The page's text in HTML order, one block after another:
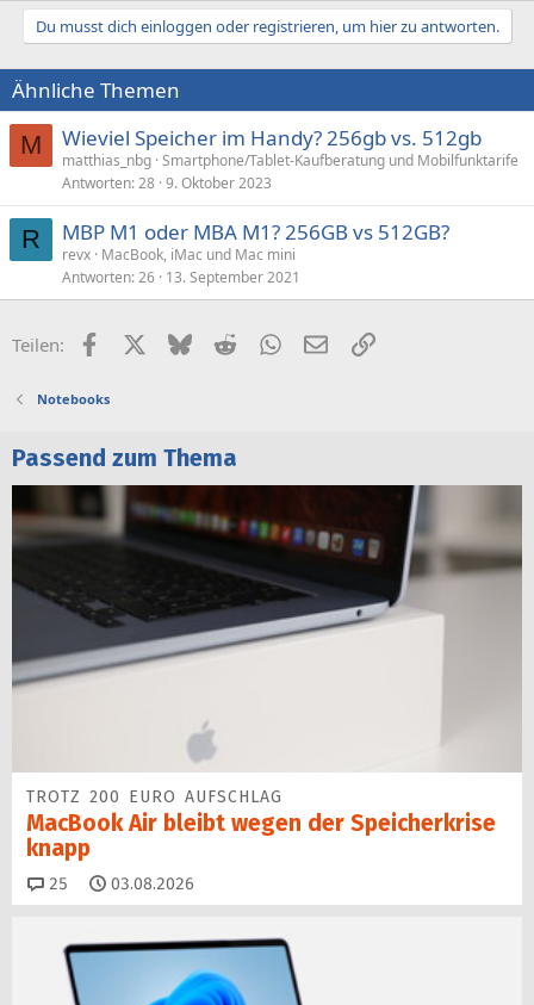
Du musst dich einloggen oder registrieren, um hier zu antworten.
Ähnliche Themen
M Wieviel Speicher im Handy? 256gb vs. 512gb
matthias_nbg Smartphone/Tablet-Kaufberatung und Mobilfunktarife
Antworten 28 9. Oktober 2023
R MBP M1 oder MBA M1? 256GB vs 512GB?
revx MacBook, iMac und Mac mini
Antworten 26 13. September 2021
Teilen: FacebookX (Twitter)
BlueskyRedditWhatsApp
E-MailLink
Notebooks
Passend zum Thema
TROTZ 200 EURO AUFSCHLAG
MacBook Air bleibt wegen der Speicherkrise
knapp
25 Kommentare
03.08.2026